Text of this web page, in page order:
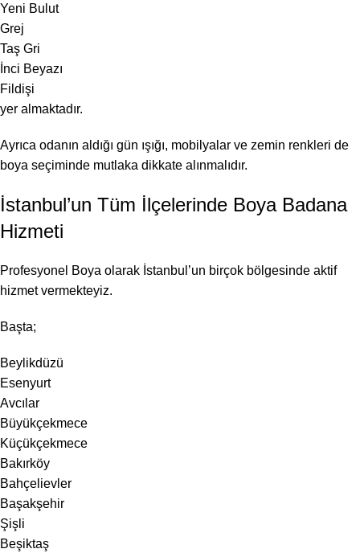
Yeni Bulut
Grej
Taş Gri
İnci Beyazı
Fildişi
yer almaktadır.
Ayrıca odanın aldığı gün ışığı, mobilyalar ve zemin renkleri de
boya seçiminde mutlaka dikkate alınmalıdır.
İstanbul’un Tüm İlçelerinde Boya Badana
Hizmeti
Profesyonel Boya olarak İstanbul’un birçok bölgesinde aktif
hizmet vermekteyiz.
Başta;
Beylikdüzü
Esenyurt
Avcılar
Büyükçekmece
Küçükçekmece
Bakırköy
Bahçelievler
Başakşehir
Şişli
Beşiktaş